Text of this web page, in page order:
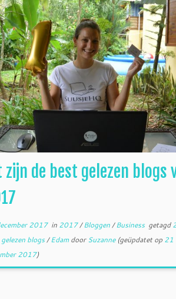
zijn de best gelezen blogs
2017in 2017/Bloggen/Business getagd
blogs/Edam doorSuzanne(geüpdatet op 21
2017)